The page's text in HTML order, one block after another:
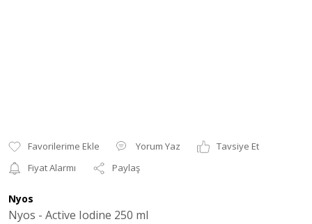
Yorum Yaz
Tavsiye Et
Fiyat Alarmı
Paylaş
Nyos
Nyos - Active Iodine 250 ml